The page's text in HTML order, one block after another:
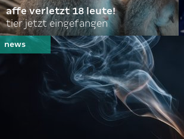
affe verletzt 18 leute!
tier jetzt eingefangen